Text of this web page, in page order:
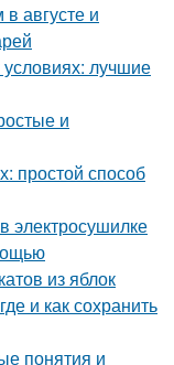
августе и
лучшие
и
простой способ
электросушилке
из яблок
и как сохранить
понятия и